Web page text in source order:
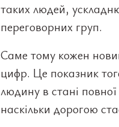
таких людей,
переговорних груп.
Саме тому кожен
цифр. Це показник
людину в стані
наскільки дорогою